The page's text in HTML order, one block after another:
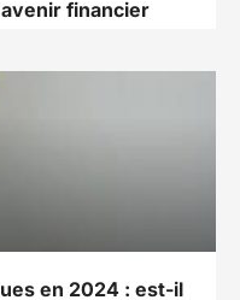
financier
en 2024 : est-il